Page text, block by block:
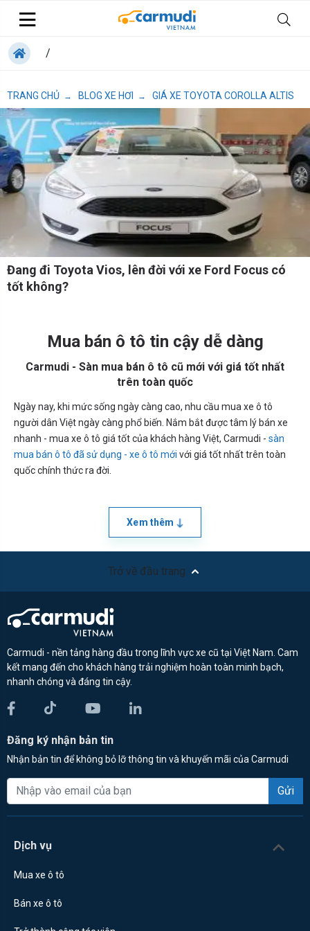
/
TRANG CHỦ → BLOG XE HƠI → GIÁ XE TOYOTA COROLLA ALTIS
Đang đi Toyota Vios, lên đời với xe Ford Focus có
tốt không?
Mua bán ô tô tin cậy dễ dàng
Carmudi - Sàn mua bán ô tô cũ mới với giá tốt nhất
trên toàn quốc
Ngày nay, khi mức sống ngày càng cao, nhu cầu mua xe ô tô
người dân Việt ngày càng phổ biến. Nắm bắt được tâm lý bán xe
nhanh - mua xe ô tô giá tốt của khách hàng Việt, Carmudi - sàn
mua bán ô tô đã sử dụng - xe ô tô mới với giá tốt nhất trên toàn
quốc chính thức ra đời.
Xem thêm
Trở về đầu trang
Carmudi - nền tảng hàng đầu trong lĩnh vực xe cũ tại Việt Nam. Cam
kết mang đến cho khách hàng trải nghiệm hoàn toàn minh bạch,
nhanh chóng và đáng tin cậy.
Đăng ký nhận bản tin
Nhận bản tin để không bỏ lỡ thông tin và khuyến mãi của Carmudi
Gửi
Dịch vụ
Mua xe ô tô
Bán xe ô tô